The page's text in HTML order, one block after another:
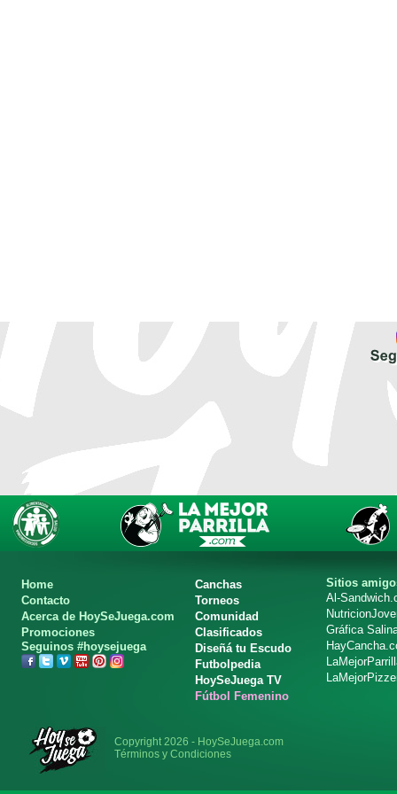
Home
Contacto
Acerca de HoySeJuega.com
Promociones
Seguinos #hoysejuega
Canchas
Torneos
Comunidad
Clasificados
Diseñá tu Escudo
Futbolpedia
HoySeJuega TV
Fútbol Femenino
Sitios
Al-
Gráfica
Copyright 2026 - HoySeJuega.com
Términos y Condiciones